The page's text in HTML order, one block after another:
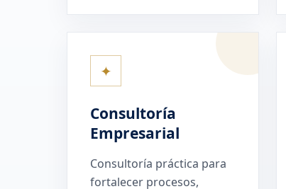
✦
Consultoría
Empresarial
Consultoría práctica para
fortalecer procesos,